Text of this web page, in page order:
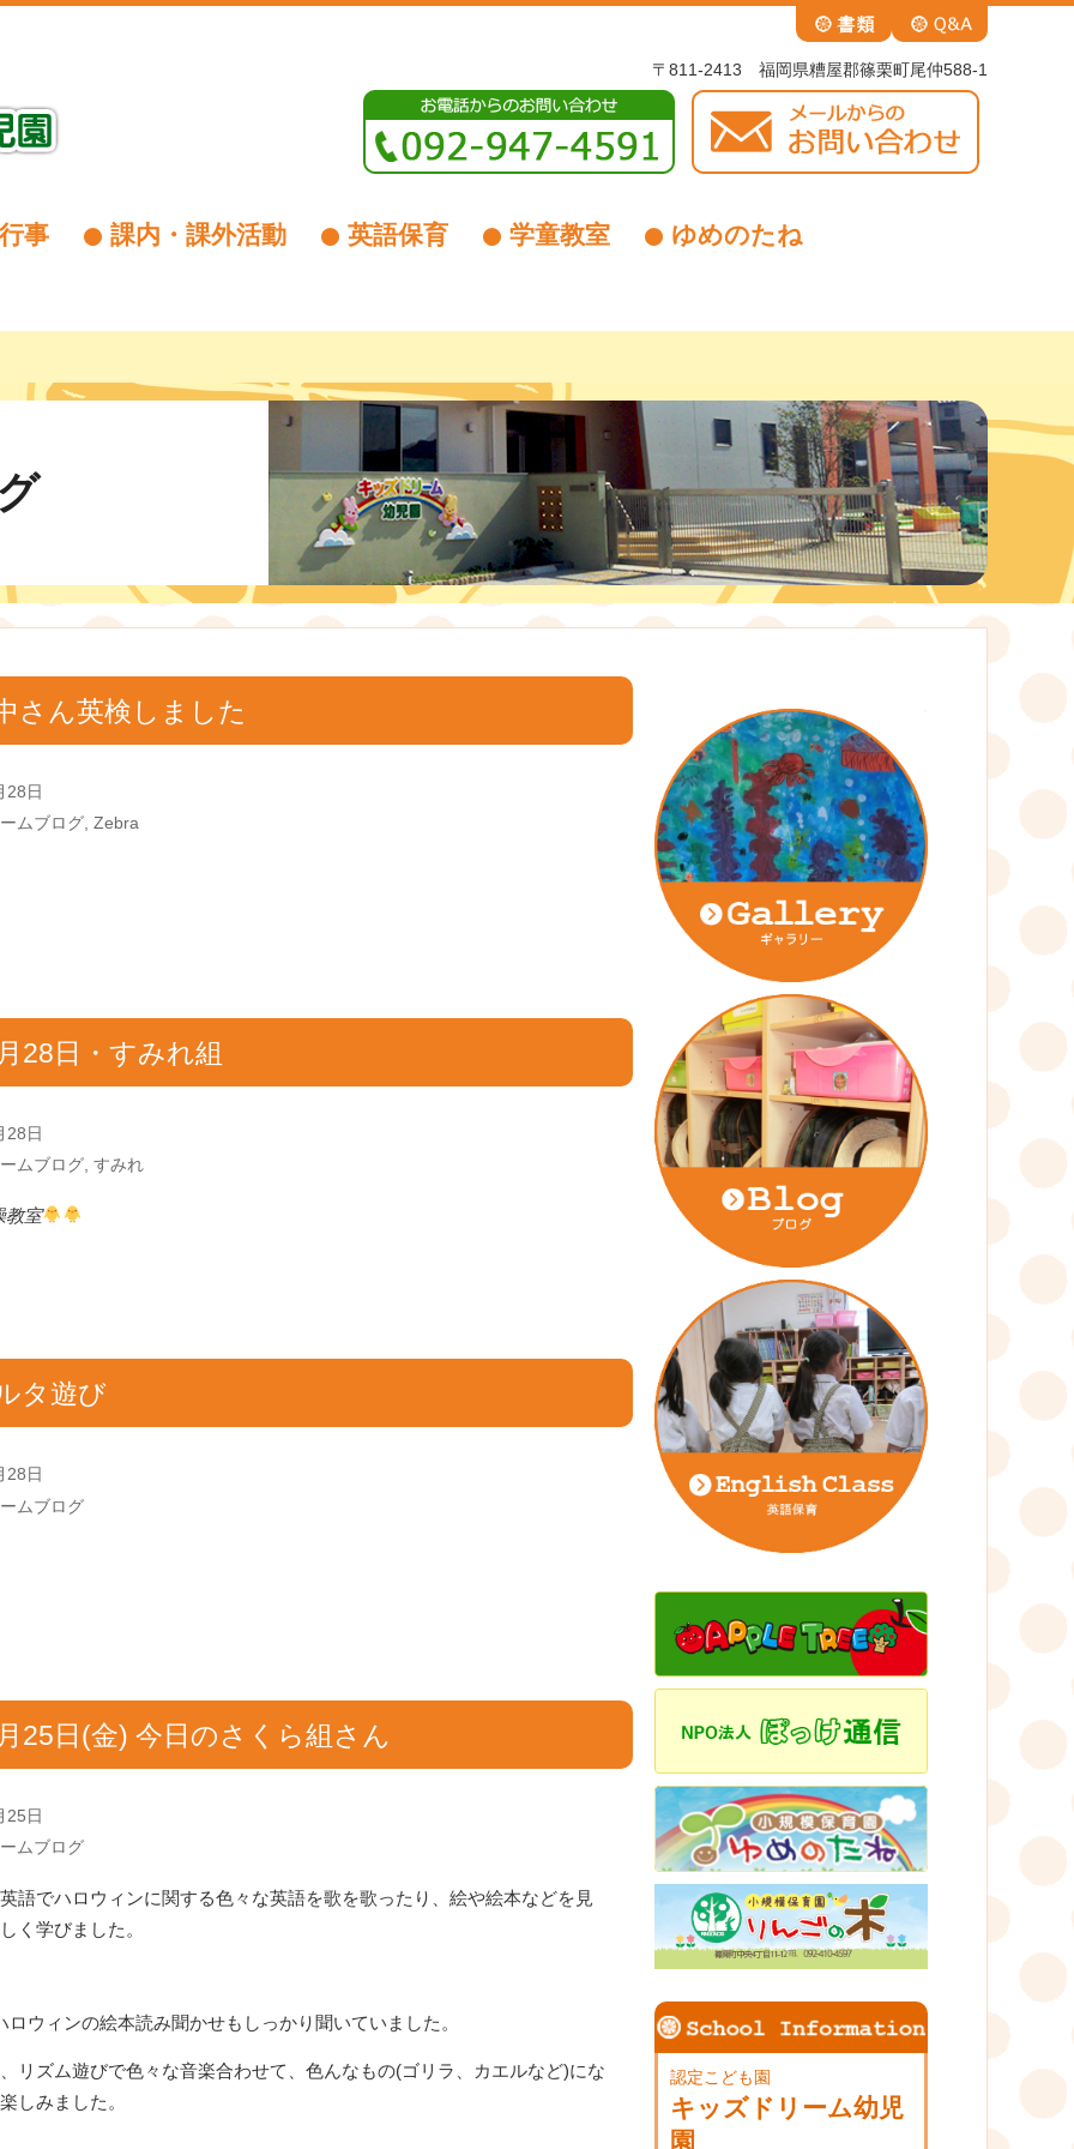
〒811-2413 福岡県糟屋郡篠栗町尾仲588-1
事 課内・課外活動 英語保育 学童教室 ゆめのたね
さん英検しました
28日
ムブログ, Zebra
28日・すみれ組
28日
ムブログ, すみれ
教室
タ遊び
28日
ムブログ
25日(金) 今日のさくら組さん
25日
ムブログ
語でハロウィンに関する色々な英語を歌を歌ったり、絵や絵本などを見
く学びました。
ロウィンの絵本読み聞かせもしっかり聞いていました。
リズム遊びで色々な音楽合わせて、色んなもの(ゴリラ、カエルなど)にな
しみました。
認定こども園
キッズドリーム幼児
園